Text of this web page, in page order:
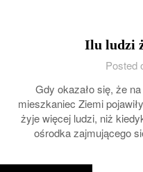
Ilu ludzi
Posted
Gdy okazało się, że
mieszkaniec Ziemi
żyje więcej ludzi, niż
ośrodka zajmującego